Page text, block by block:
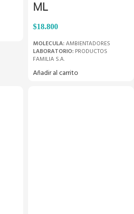
ML
$18.800
MOLECULA:AMBIENTADORES
LABORATORIO: PRODUCTOS
FAMILIA S.A.
Añadir al carrito